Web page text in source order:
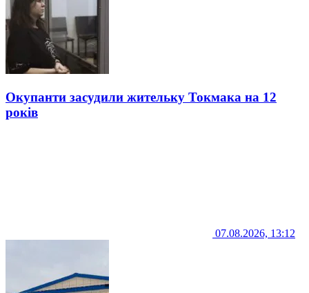
Окупанти засудили жительку Токмака на 12
років
07.08.2026, 13:12